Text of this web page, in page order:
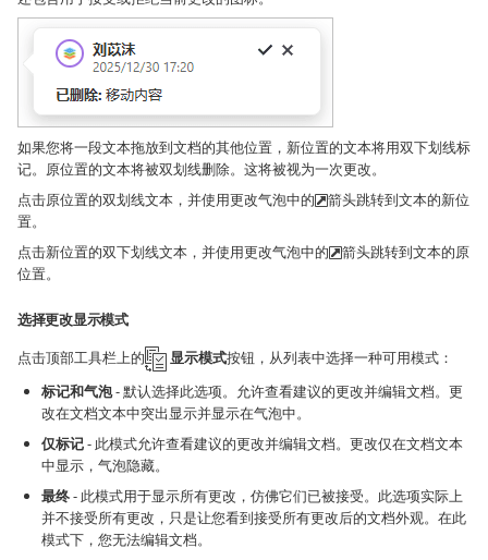
如果您将一段文本拖放到文档的其他位置，新位置的文本将用双下划线标
记。原位置的文本将被双划线删除。这将被视为一次更改。
点击原位置的双划线文本，并使用更改气泡中的
箭头跳转到文本的新位
置。
点击新位置的双下划线文本，并使用更改气泡中的
箭头跳转到文本的原
位置。
选择更改显示模式
点击顶部工具栏上的
显示模式按钮，从列表中选择一种可用模式：
标记和气泡- 默认选择此选项。允许查看建议的更改并编辑文档。更
改在文档文本中突出显示并显示在气泡中。
仅标记- 此模式允许查看建议的更改并编辑文档。更改仅在文档文本
中显示，气泡隐藏。
最终- 此模式用于显示所有更改，仿佛它们已被接受。此选项实际上
并不接受所有更改，只是让您看到接受所有更改后的文档外观。在此
模式下，您无法编辑文档。